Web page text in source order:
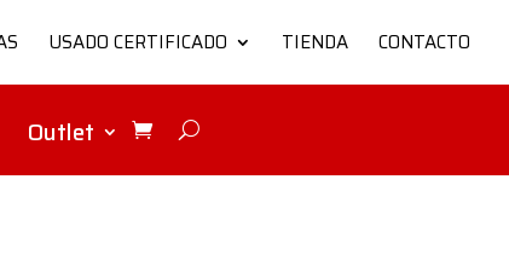
USADO CERTIFICADO TIENDA CONTACTO
Outlet